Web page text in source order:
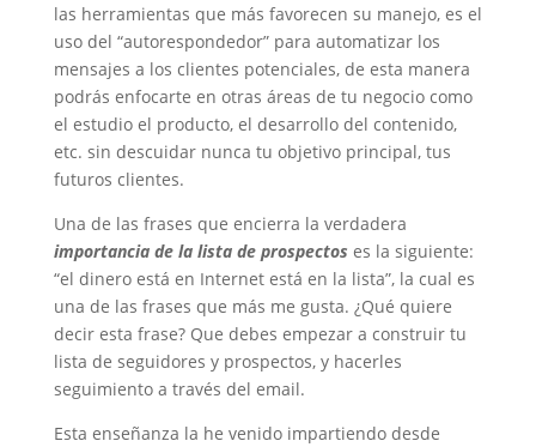
las herramientas que más favorecen su manejo, es el
uso del “autorespondedor” para automatizar los
mensajes a los clientes potenciales, de esta manera
podrás enfocarte en otras áreas de tu negocio como
el estudio el producto, el desarrollo del contenido,
etc. sin descuidar nunca tu objetivo principal, tus
futuros clientes.
Una de las frases que encierra la verdadera
importancia de la lista de prospectos es la siguiente:
“el dinero está en Internet está en la lista”, la cual es
una de las frases que más me gusta. ¿Qué quiere
decir esta frase? Que debes empezar a construir tu
lista de seguidores y prospectos, y hacerles
seguimiento a través del email.
Esta enseñanza la he venido impartiendo desde